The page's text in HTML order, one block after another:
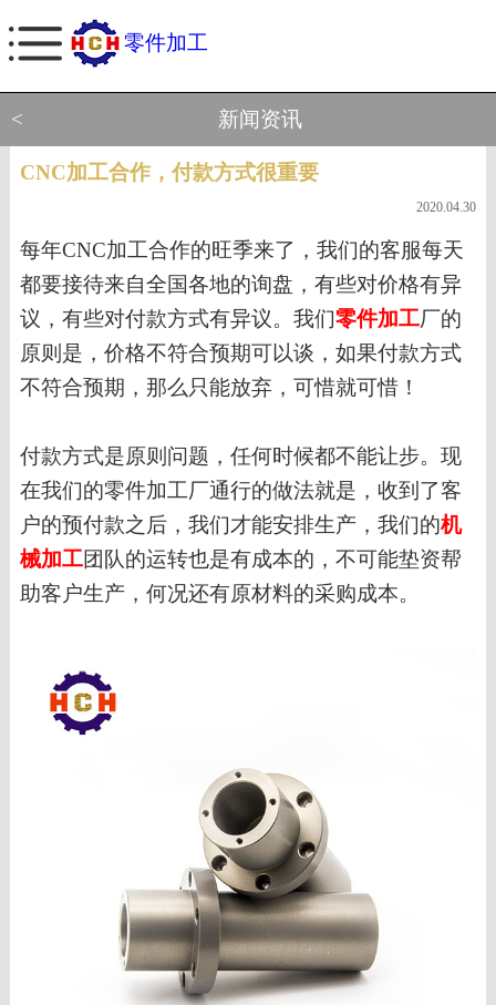
零件加工
< 新闻资讯
CNC加工合作，付款方式很重要
2020.04.30
每年CNC加工合作的旺季来了，我们的客服每天
都要接待来自全国各地的询盘，有些对价格有异
议，有些对付款方式有异议。我们零件加工厂的
原则是，价格不符合预期可以谈，如果付款方式
不符合预期，那么只能放弃，可惜就可惜！
付款方式是原则问题，任何时候都不能让步。现
在我们的零件加工厂通行的做法就是，收到了客
户的预付款之后，我们才能安排生产，我们的机
械加工团队的运转也是有成本的，不可能垫资帮
助客户生产，何况还有原材料的采购成本。